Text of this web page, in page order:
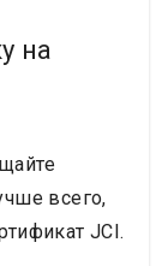
на
всего,
JCI.